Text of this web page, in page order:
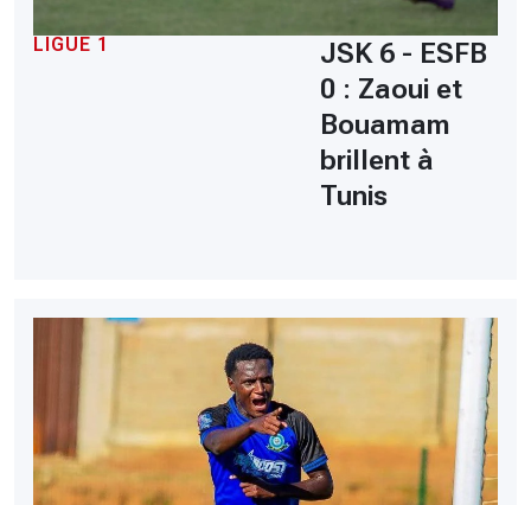
LIGUE 1
JSK 6 - ESFB
0 : Zaoui et
Bouamam
brillent à
Tunis